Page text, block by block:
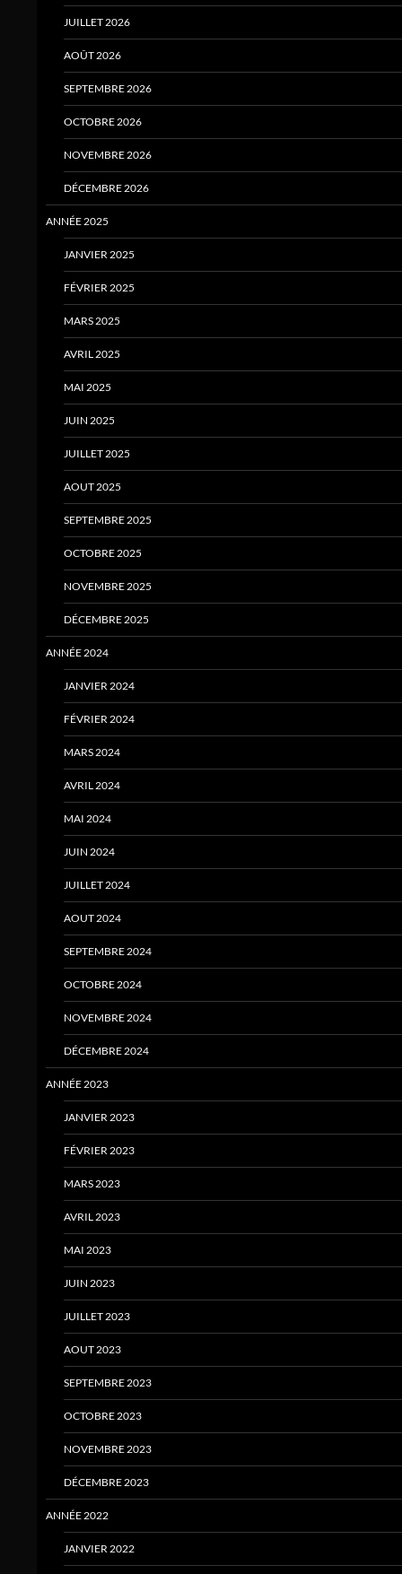
JUILLET 2026
AOÛT 2026
SEPTEMBRE 2026
OCTOBRE 2026
NOVEMBRE 2026
DÉCEMBRE 2026
ANNÉE 2025
JANVIER 2025
FÉVRIER 2025
MARS 2025
AVRIL 2025
MAI 2025
JUIN 2025
JUILLET 2025
AOUT 2025
SEPTEMBRE 2025
OCTOBRE 2025
NOVEMBRE 2025
DÉCEMBRE 2025
ANNÉE 2024
JANVIER 2024
FÉVRIER 2024
MARS 2024
AVRIL 2024
MAI 2024
JUIN 2024
JUILLET 2024
AOUT 2024
SEPTEMBRE 2024
OCTOBRE 2024
NOVEMBRE 2024
DÉCEMBRE 2024
ANNÉE 2023
JANVIER 2023
FÉVRIER 2023
MARS 2023
AVRIL 2023
MAI 2023
JUIN 2023
JUILLET 2023
AOUT 2023
SEPTEMBRE 2023
OCTOBRE 2023
NOVEMBRE 2023
DÉCEMBRE 2023
ANNÉE 2022
JANVIER 2022